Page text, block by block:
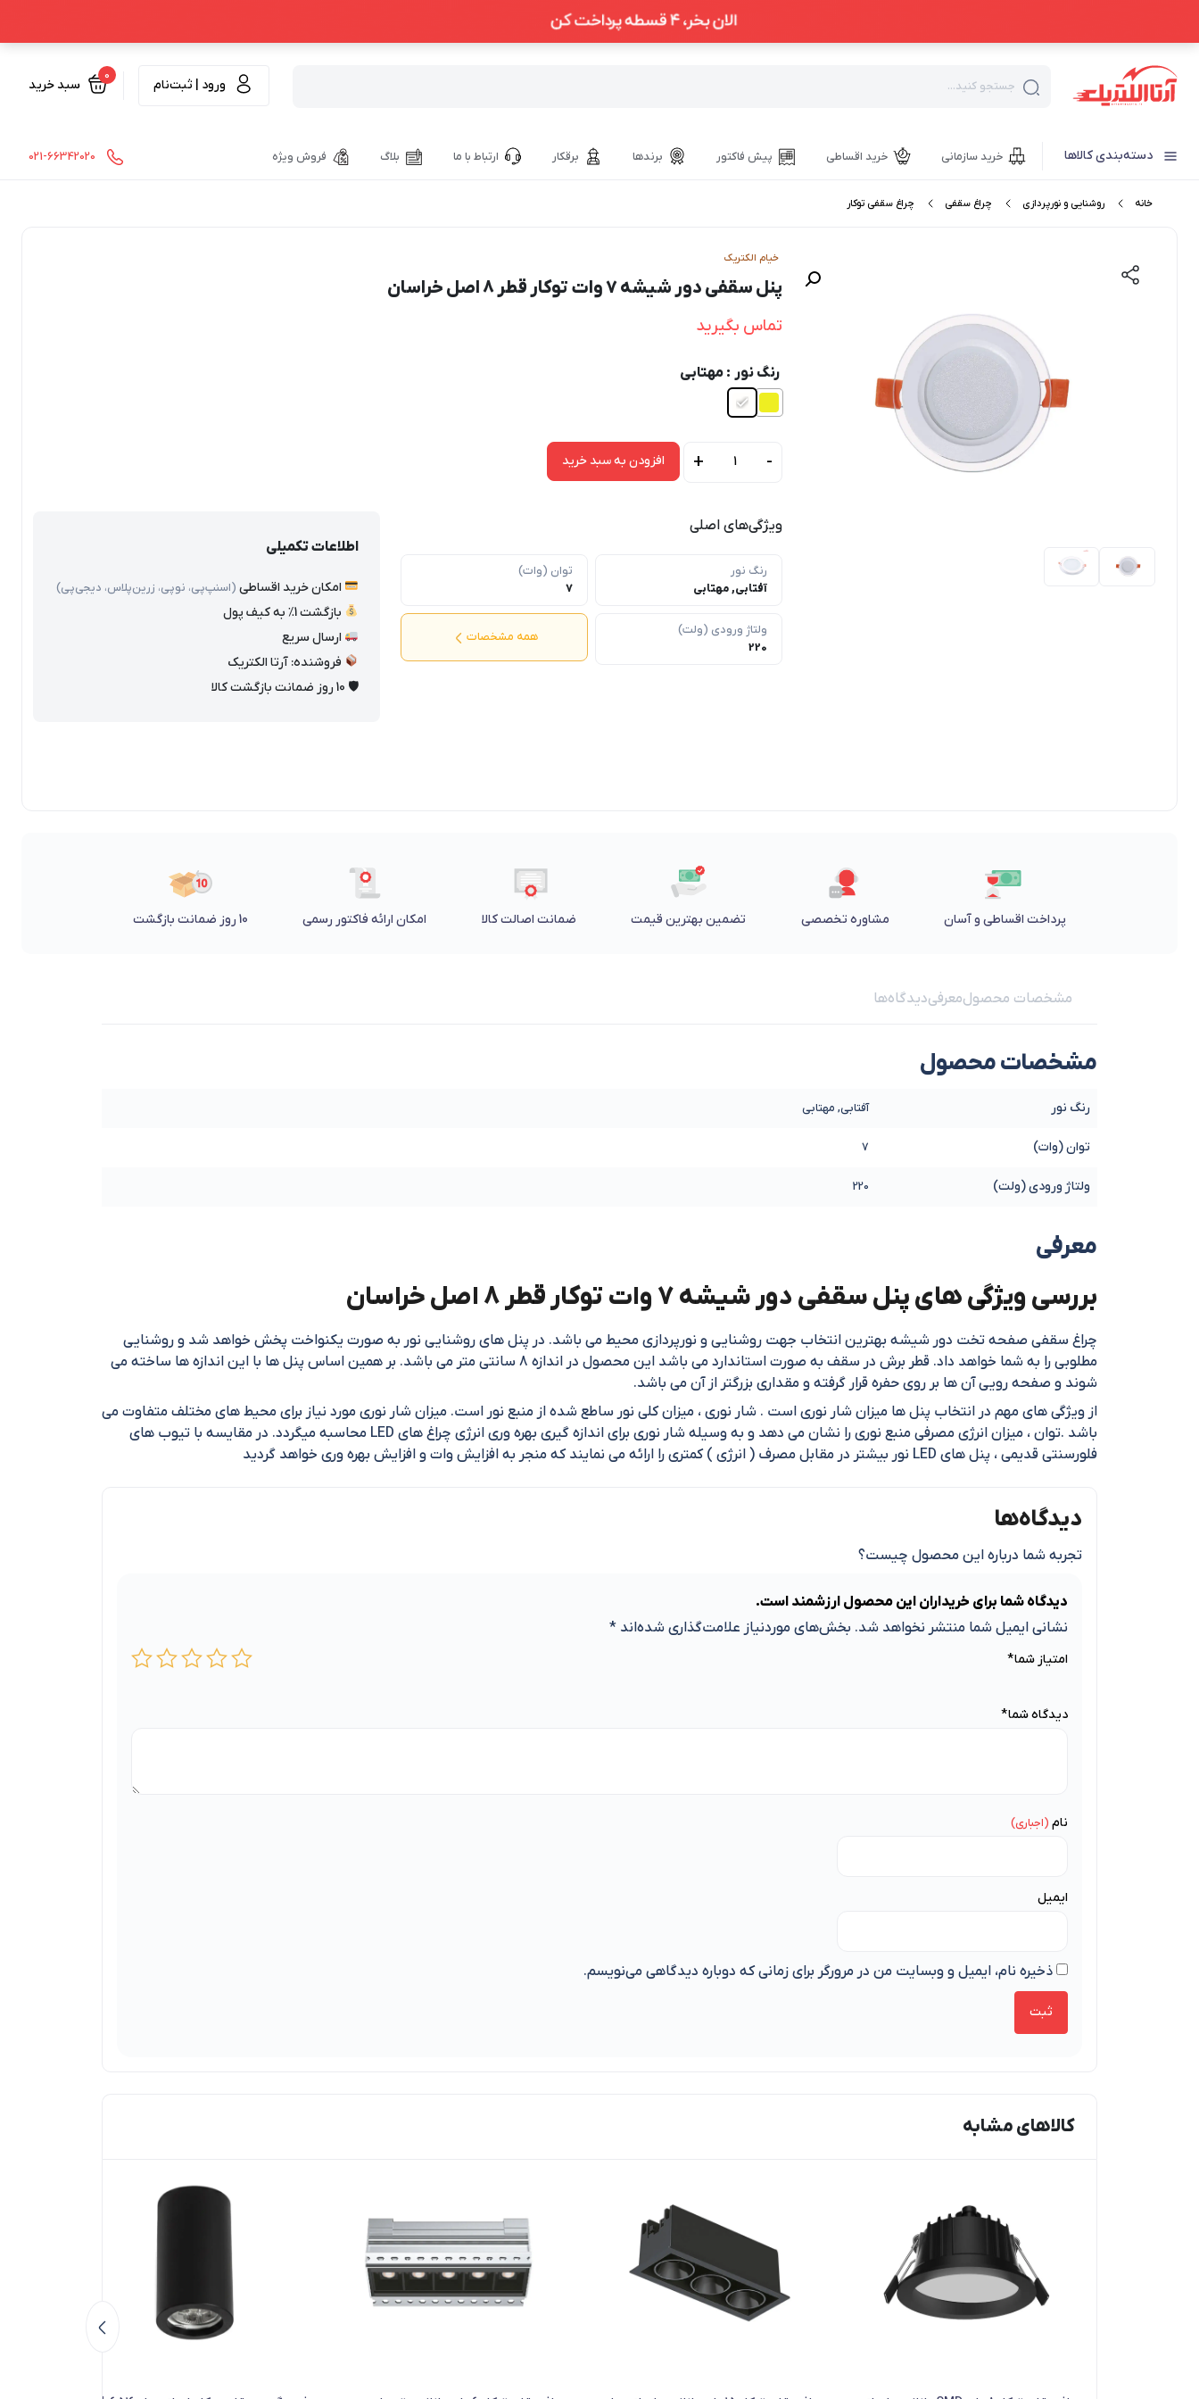
جستجو کنید... ورود | ثبت‌نام
0
سبد خرید
دسته‌بندی کالاها خرید سازمانی خرید اقساطی پیش فاکتور برندها برقکار ارتباط با ما بلاگ فروش ویژه 021-66342020
خانه روشنایی و نورپردازی چراغ سقفی چراغ سقفی توکار
خیام الکتریک
پنل سقفی دور شیشه 7 وات توکار قطر 8 اصل خراسان
تماس بگیرید
رنگ نور : مهتابی
-
شیشه
وات
+ افزودن به سبد خرید
ویژگی‌های اصلی
رنگ نور
آفتابی, مهتابی
توان (وات)
7
ولتاژ ورودی (ولت)
220
همه مشخصات
اطلاعات تکمیلی
امکان خرید اقساطی (اسنپ‌پی، نوپی، زرین‌پلاس، دیجی‌پی)
بازگشت 1٪ به کیف پول
ارسال سریع
فروشنده: آرتا الکتریک
🛡 10 روز ضمانت بازگشت کالا
پرداخت اقساطی و آسان مشاوره تخصصی تضمین بهترین قیمت ضمانت اصالت کالا امکان ارائه فاکتور رسمی 10 روز ضمانت بازگشت
مشخصات محصولمعرفیدیدگاه‌ها
مشخصات محصول
رنگ نور آفتابی, مهتابی
توان (وات) 7
ولتاژ ورودی (ولت) 220
معرفی
بررسی ویژگی های پنل سقفی دور شیشه 7 وات توکار قطر 8 اصل خراسان
چراغ سقفی صفحه تخت دور شیشه بهترین انتخاب جهت روشنایی و نورپردازی محیط می باشد. در پنل های روشنایی نور به صورت یکنواخت پخش خواهد شد و روشنایی
مطلوبی را به شما خواهد داد. قطر برش در سقف به صورت استاندارد می باشد این محصول در اندازه 8 سانتی متر می باشد. بر همین اساس پنل ها با این اندازه ها ساخته می
شوند و صفحه رویی آن ها بر روی حفره قرار گرفته و مقداری بزرگتر از آن می باشد.
از ویژگی های مهم در انتخاب پنل ها میزان شار نوری است . شار نوری ، میزان کلی نور ساطع شده از منبع نور است. میزان شار نوری مورد نیاز برای محیط های مختلف متفاوت می
باشد .توان ، میزان انرژی مصرفی منبع نوری را نشان می دهد و به وسیله شار نوری برای اندازه گیری بهره وری انرژی چراغ های LED محاسبه میگردد. در مقایسه با تیوب های
فلورسنتی قدیمی ، پنل های LED نور بیشتر در مقابل مصرف ( انرژی ) کمتری را ارائه می نمایند که منجر به افزایش وات و افزایش بهره وری خواهد گردید
دیدگاه‌ها
تجربه شما درباره این محصول چیست؟
دیدگاه شما برای خریداران این محصول ارزشمند است.
نشانی ایمیل شما منتشر نخواهد شد. بخش‌های موردنیاز علامت‌گذاری شده‌اند *
امتیاز شما*
دیدگاه شما*
نام
ایمیل
ذخیره نام، ایمیل و وبسایت من در مرورگر برای زمانی که دوباره دیدگاهی می‌نویسم.
کالاهای مشابه